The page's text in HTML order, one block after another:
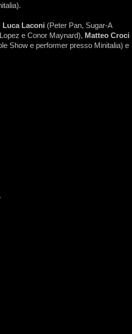
Luca Laconi (Peter Pan, Sugar-A
e Conor Maynard), Matteo Croci
Show e performer presso Minitalia) e